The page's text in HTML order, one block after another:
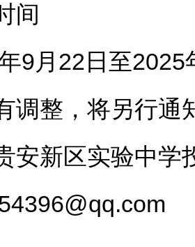
间
22日至2025
调整，将另行通
新区实验中学